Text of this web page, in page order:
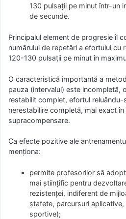
130 pulsaţii pe minut într-un
de secunde.
Principalul element de progresie îl
numărului de repetări a efortului cu
120-130 pulsaţii pe minut în
O caracteristică importantă a
pauza (intervalul) este incompletă,
restabilit complet, efortul
nerestabilire completă, mai exact
supracompensare.
Ca efecte pozitive ale
menţiona:
permite profesorilor să
mai ştiinţific pentru
rezistenţei, indiferent de
ştafete, parcursuri
sportive);